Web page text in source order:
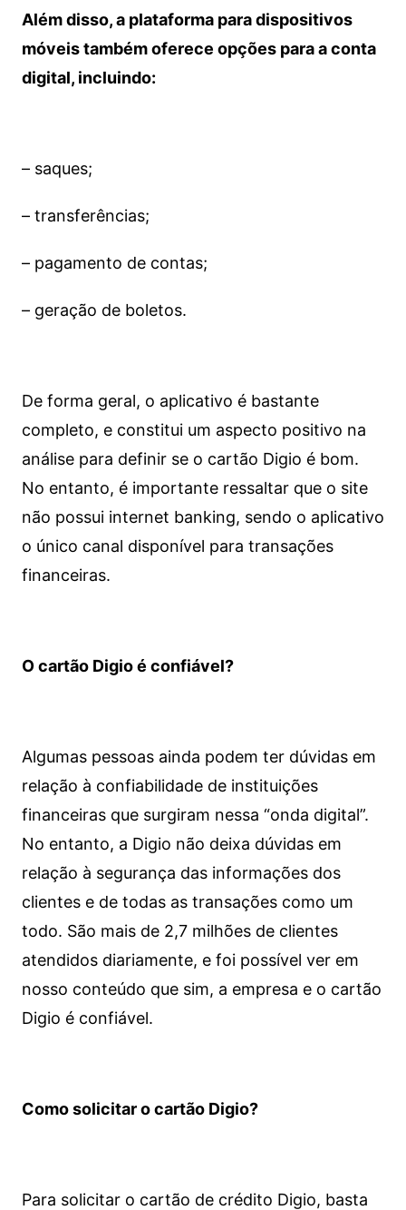
Além disso, a plataforma para dispositivos
móveis também oferece opções para a conta
digital, incluindo:
– saques;
– transferências;
– pagamento de contas;
– geração de boletos.
De forma geral, o aplicativo é bastante
completo, e constitui um aspecto positivo na
análise para definir se o cartão Digio é bom.
No entanto, é importante ressaltar que o site
não possui internet banking, sendo o aplicativo
o único canal disponível para transações
financeiras.
O cartão Digio é confiável?
Algumas pessoas ainda podem ter dúvidas em
relação à confiabilidade de instituições
financeiras que surgiram nessa “onda digital”.
No entanto, a Digio não deixa dúvidas em
relação à segurança das informações dos
clientes e de todas as transações como um
todo. São mais de 2,7 milhões de clientes
atendidos diariamente, e foi possível ver em
nosso conteúdo que sim, a empresa e o cartão
Digio é confiável.
Como solicitar o cartão Digio?
Para solicitar o cartão de crédito Digio, basta